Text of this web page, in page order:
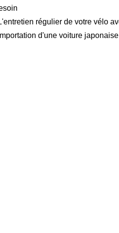
régulier de votre vélo
Importation d'une voiture japonaise